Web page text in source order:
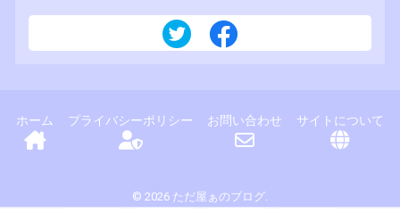
ホーム プライバシーポリシー お問い合わせ サイトについて
© 2026 ただ屋ぁのブログ.